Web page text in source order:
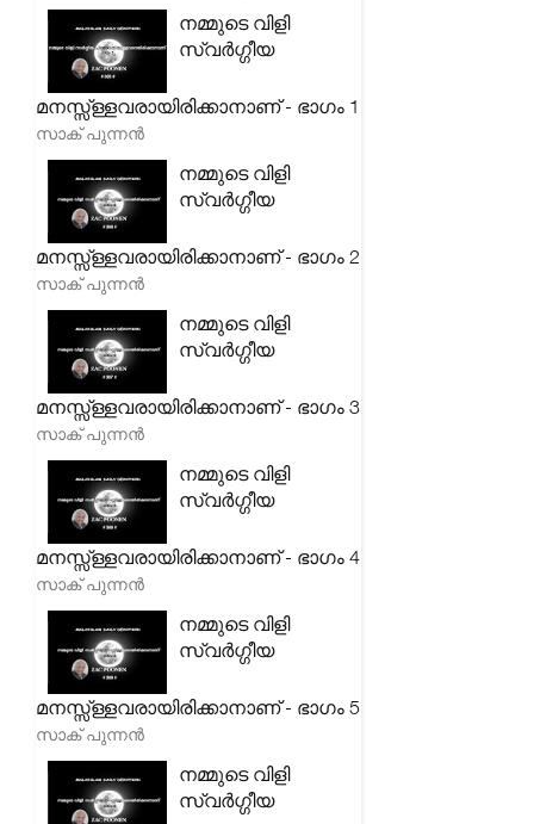
നമ്മുടെ വിളി
സ്വർഗ്ഗീയ
മനസ്സ്ള്ളവരായിരിക്കാനാണ് - ഭാഗം 1
സാക് പുന്നൻ
നമ്മുടെ വിളി
സ്വർഗ്ഗീയ
മനസ്സ്ള്ളവരായിരിക്കാനാണ് - ഭാഗം 2
സാക് പുന്നൻ
നമ്മുടെ വിളി
സ്വർഗ്ഗീയ
മനസ്സ്ള്ളവരായിരിക്കാനാണ് - ഭാഗം 3
സാക് പുന്നൻ
നമ്മുടെ വിളി
സ്വർഗ്ഗീയ
മനസ്സ്ള്ളവരായിരിക്കാനാണ് - ഭാഗം 4
സാക് പുന്നൻ
നമ്മുടെ വിളി
സ്വർഗ്ഗീയ
മനസ്സ്ള്ളവരായിരിക്കാനാണ് - ഭാഗം 5
സാക് പുന്നൻ
നമ്മുടെ വിളി
സ്വർഗ്ഗീയ